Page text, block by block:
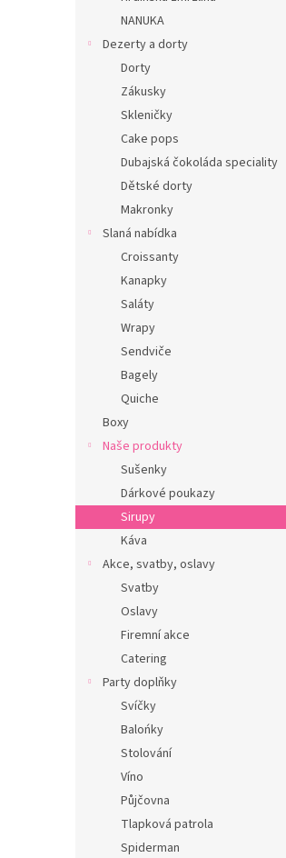
NANUKA
Dezerty a dorty
Dorty
Zákusky
Skleničky
Cake pops
Dubajská čokoláda speciality
Dětské dorty
Makronky
Slaná nabídka
Croissanty
Kanapky
Saláty
Wrapy
Sendviče
Bagely
Quiche
Boxy
Naše produkty
Sušenky
Dárkové poukazy
Sirupy
Káva
Akce, svatby, oslavy
Svatby
Oslavy
Firemní akce
Catering
Party doplňky
Svíčky
Balońky
Stolování
Víno
Půjčovna
Tlapková patrola
Spiderman